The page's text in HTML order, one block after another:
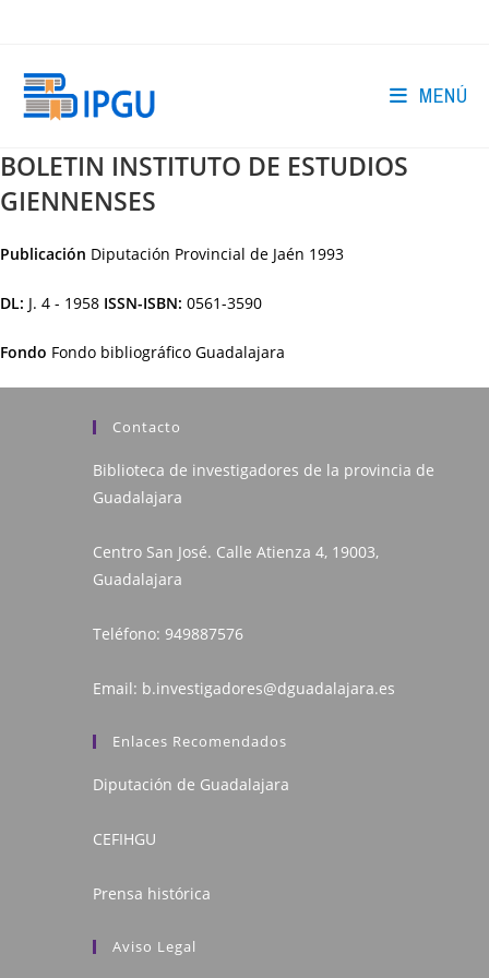
MENÚ
BOLETIN INSTITUTO DE ESTUDIOS
GIENNENSES
Publicación Diputación Provincial de Jaén 1993
DL: J. 4 - 1958 ISSN-ISBN: 0561-3590
Fondo Fondo bibliográfico Guadalajara
Contacto
Biblioteca de investigadores de la provincia de
Guadalajara
Centro San José. Calle Atienza 4, 19003,
Guadalajara
Teléfono: 949887576
Email: b.investigadores@dguadalajara.es
Enlaces Recomendados
Diputación de Guadalajara
CEFIHGU
Prensa histórica
Aviso Legal